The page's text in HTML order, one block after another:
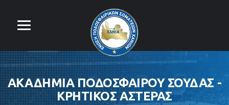
ΑΚΑΔΗΜΙΑ ΠΟΔΟΣΦΑΙΡΟΥ ΣΟΥΔΑΣ -
ΚΡΗΤΙΚΟΣ ΑΣΤΕΡΑΣ